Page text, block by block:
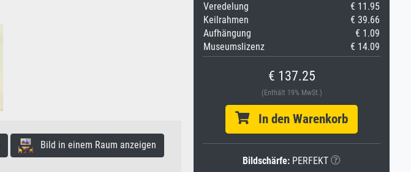
Bild in einem Raum anzeigen
Veredelung
€ 11.95
Keilrahmen
€ 39.66
Aufhängung
€ 1.09
Museumslizenz
€ 14.09
€ 137.25
(Enthält 19% MwSt.)
In den Warenkorb
Bildschärfe: PERFEKT